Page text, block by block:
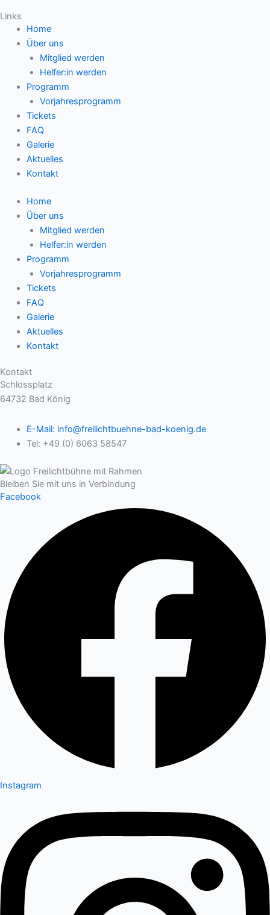
Links
Home
Über uns
Mitglied werden
Helfer:in werden
Programm
Vorjahresprogramm
Tickets
FAQ
Galerie
Aktuelles
Kontakt
Home
Über uns
Mitglied werden
Helfer:in werden
Programm
Vorjahresprogramm
Tickets
FAQ
Galerie
Aktuelles
Kontakt
Kontakt
Schlossplatz
64732 Bad König
E-Mail: info@freilichtbuehne-bad-koenig.de
Tel: +49 (0) 6063 58547
Bleiben Sie mit uns in Verbindung
Facebook
Instagram